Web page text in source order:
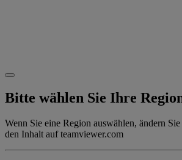
Bitte wählen Sie Ihre
Wenn Sie eine Region auswählen, ändern
den Inhalt auf teamviewer.com